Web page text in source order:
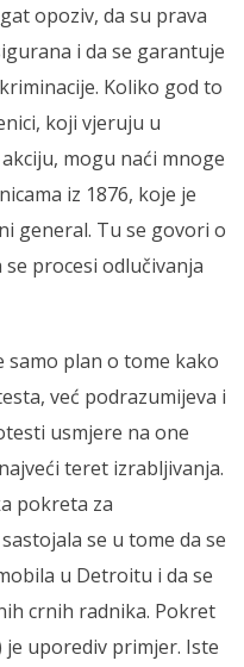
opoziv, da su prava
i da se garantuje
Koliko god to
koji vjeruju u
mogu naći mnoge
iz 1876, koje je
general. Tu se govori o
procesi odlučivanja
plan o tome kako
već podrazumijeva i
usmjere na one
teret izrabljivanja.
pokreta za
se u tome da se
u Detroitu i da se
crnih radnika. Pokret
je uporediv primjer. Iste